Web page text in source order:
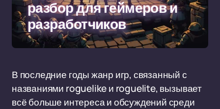
разбор для геймеров и
разработчиков
В последние годы жанр игр, связанный с
названиями roguelike и roguelite, вызывает
всё больше интереса и обсуждений среди